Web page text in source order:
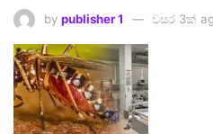
by publisher 1 වසර 3ක්